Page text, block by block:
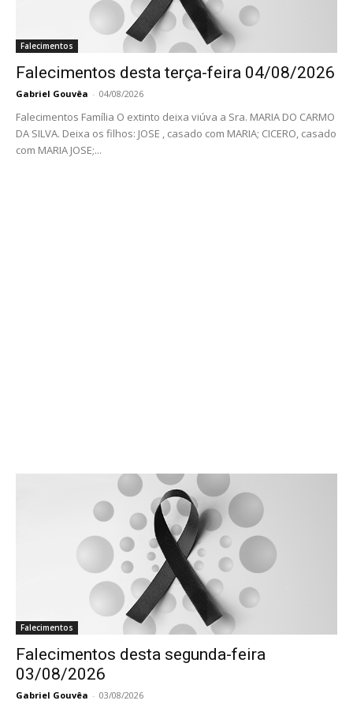
Falecimentos
Falecimentos desta terça-feira 04/08/2026
Gabriel Gouvêa - 04/08/2026
Falecimentos Família O extinto deixa viúva a Sra. MARIA DO CARMO
DA SILVA. Deixa os filhos: JOSE , casado com MARIA; CICERO, casado
com MARIA JOSE;...
Falecimentos
Falecimentos desta segunda-feira
03/08/2026
Gabriel Gouvêa - 03/08/2026